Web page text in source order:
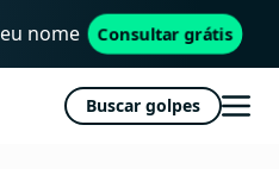
nome Consultar grátis
Buscar golpes
Abrir